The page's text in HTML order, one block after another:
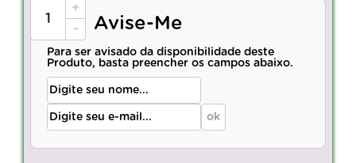
+
-
Avise-Me
Para ser avisado da disponibilidade deste
Produto, basta preencher os campos abaixo.